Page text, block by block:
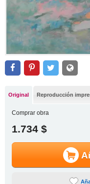
Original Reproducción
Comprar obra
1.734 $